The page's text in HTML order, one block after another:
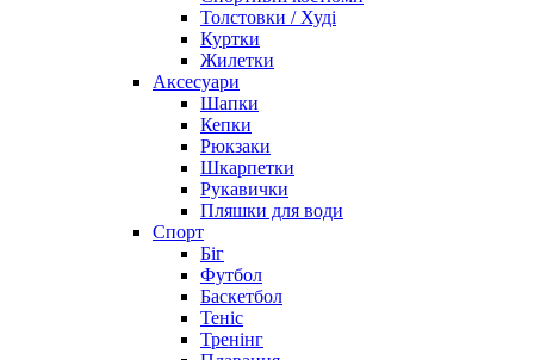
Толстовки / Худі
Куртки
Жилетки
Аксесуари
Шапки
Кепки
Рюкзаки
Шкарпетки
Рукавички
Пляшки для води
Спорт
Біг
Футбол
Баскетбол
Теніс
Тренінг